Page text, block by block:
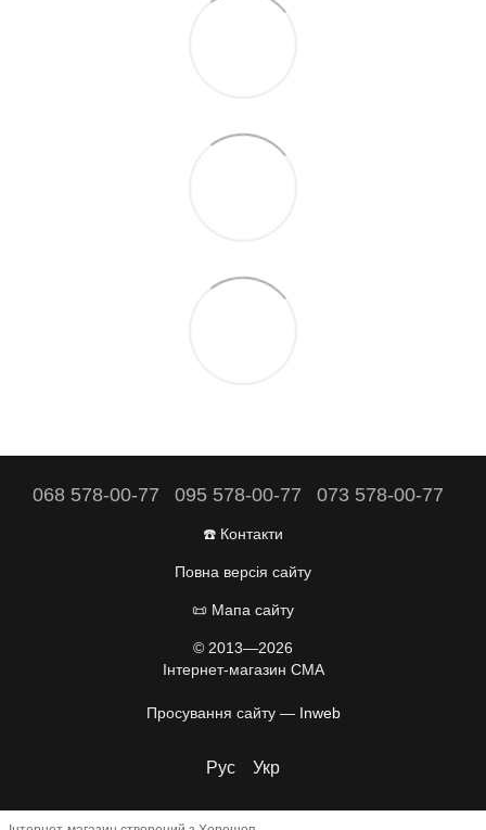
068 578-00-77 095 578-00-77 073 578-00-77
☎️ Контакти
Повна версія сайту
📜 Мапа сайту
© 2013—2026
Інтернет-магазин CMA
Просування сайту — Inweb
Рус Укр